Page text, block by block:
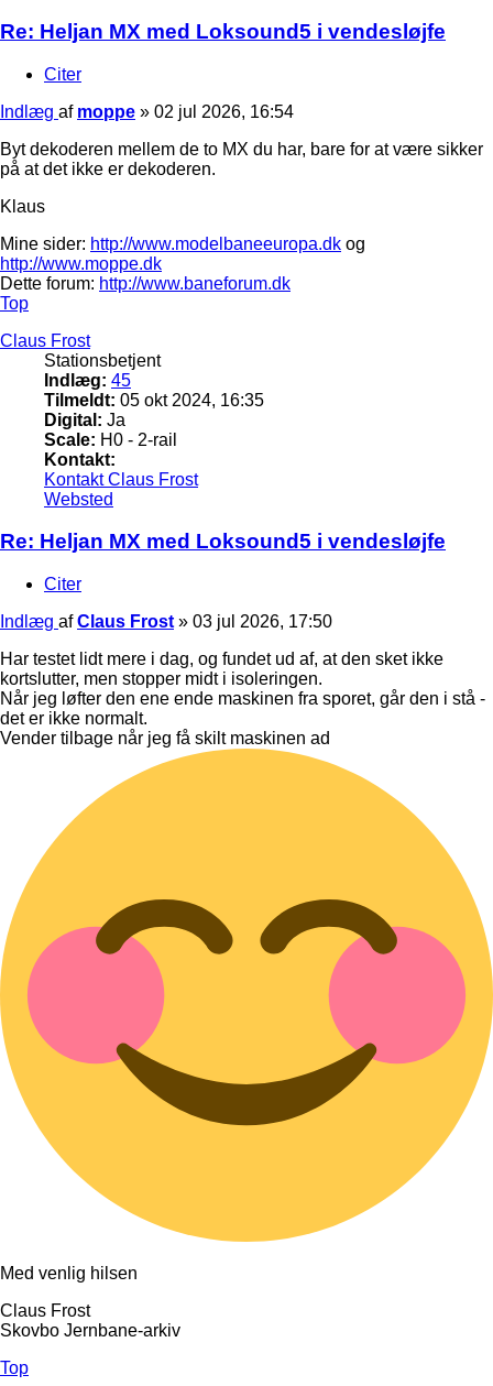
Re: Heljan MX med Loksound5 i vendesløjfe
Citer
Indlæg af moppe » 02 jul 2026, 16:54
Byt dekoderen mellem de to MX du har, bare for at være sikker
på at det ikke er dekoderen.
Klaus
Mine sider: http://www.modelbaneeuropa.dk og
http://www.moppe.dk
Dette forum: http://www.baneforum.dk
Top
Claus Frost
Stationsbetjent
Indlæg: 45
Tilmeldt: 05 okt 2024, 16:35
Digital: Ja
Scale: H0 - 2-rail
Kontakt:
Kontakt Claus Frost
Websted
Re: Heljan MX med Loksound5 i vendesløjfe
Citer
Indlæg afClaus Frost » 03 jul 2026, 17:50
Har testet lidt mere i dag, og fundet ud af, at den sket ikke
kortslutter, men stopper midt i isoleringen.
Når jeg løfter den ene ende maskinen fra sporet, går den i stå -
det er ikke normalt.
Vender tilbage når jeg få skilt maskinen ad
Med venlig hilsen
Claus Frost
Skovbo Jernbane-arkiv
Top